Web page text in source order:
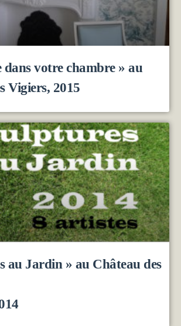
votre chambre » au
Vigiers, 2015
au Jardin » au Château des